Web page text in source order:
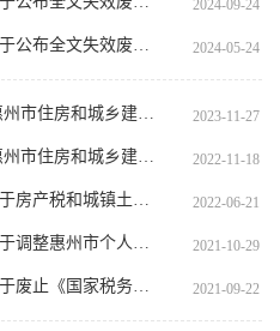
2024-09-24
税务规范性文件目录的公告 2024-05-24
2021年土地增值税扣除项目金额标准的公告 2023-11-27
年土地增值税扣除项目金额标准的公告 2022-11-18
地使用税缴纳期限的公告 2022-06-21
得税、土地增值税核定征收率的公告 2021-10-29
留用地土地增值税核定征收率的公告》的公告 2021-09-22